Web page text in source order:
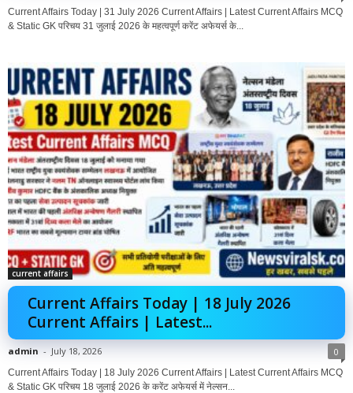
Current Affairs Today | 31 July 2026 Current Affairs | Latest Current Affairs MCQ
& Static GK परिचय 31 जुलाई 2026 के महत्वपूर्ण करेंट अफेयर्स के...
current affairs
Current Affairs Today | 18 July 2026
Current Affairs | Latest...
admin - July 18, 2026 0
Current Affairs Today | 18 July 2026 Current Affairs | Latest Current Affairs MCQ
& Static GK परिचय 18 जुलाई 2026 के करेंट अफेयर्स में नेल्सन...